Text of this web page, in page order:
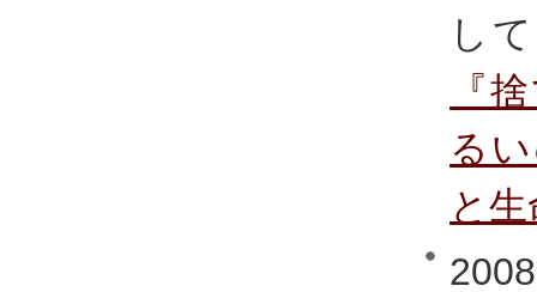
し
『
る
と